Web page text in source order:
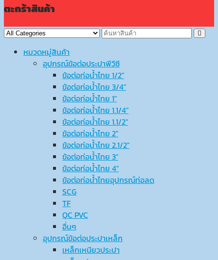
ตะกร้าสินค้า
หมวดหมู่สินค้า
อุปกรณ์ข้อต่อประปาพีวีซี
ข้อต่อท่อน้ำไทย 1/2″
ข้อต่อท่อน้ำไทย 3/4″
ข้อต่อท่อน้ำไทย 1″
ข้อต่อท่อน้ำไทย 1.1/4″
ข้อต่อท่อน้ำไทย 1.1/2″
ข้อต่อท่อน้ำไทย 2″
ข้อต่อท่อน้ำไทย 2.1/2″
ข้อต่อท่อน้ำไทย 3″
ข้อต่อท่อน้ำไทย 4″
ข้อต่อท่อน้ำไทยอุปกรณ์ท่อลด
SCG
TF
QC PVC
อื่นๆ
อุปกรณ์ข้อต่อประปาเหล็ก
เหล็กเหนียวประปา